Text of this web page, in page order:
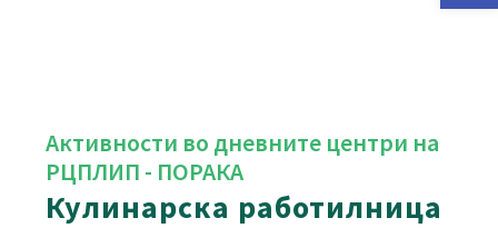
Активности во дневните центри на
РЦПЛИП - ПОРАКА
Кулинарска работилница